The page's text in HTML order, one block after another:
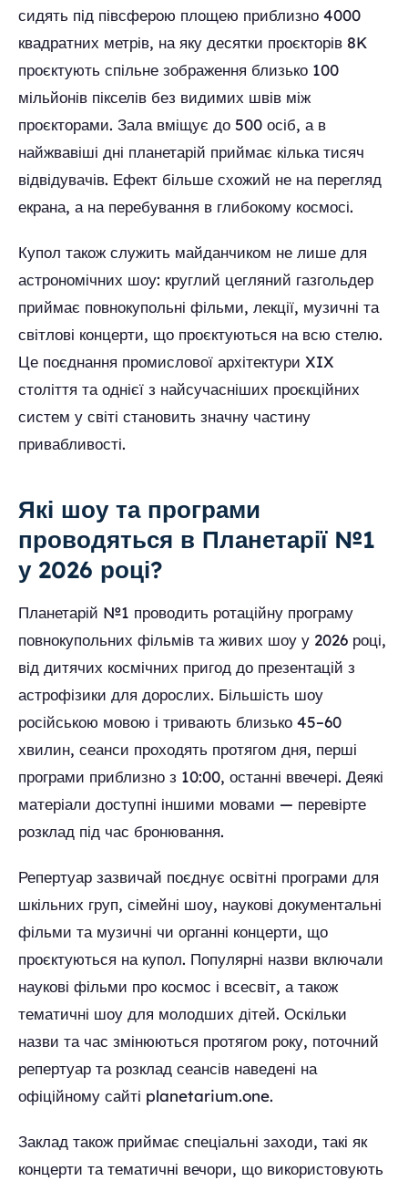
сидять під півсферою площею приблизно 4000
квадратних метрів, на яку десятки проєкторів 8K
проєктують спільне зображення близько 100
мільйонів пікселів без видимих швів між
проєкторами. Зала вміщує до 500 осіб, а в
найжвавіші дні планетарій приймає кілька тисяч
відвідувачів. Ефект більше схожий не на перегляд
екрана, а на перебування в глибокому космосі.
Купол також служить майданчиком не лише для
астрономічних шоу: круглий цегляний газгольдер
приймає повнокупольні фільми, лекції, музичні та
світлові концерти, що проєктуються на всю стелю.
Це поєднання промислової архітектури XIX
століття та однієї з найсучасніших проєкційних
систем у світі становить значну частину
привабливості.
Які шоу та програми
проводяться в Планетарії №1
у 2026 році?
Планетарій №1 проводить ротаційну програму
повнокупольних фільмів та живих шоу у 2026 році,
від дитячих космічних пригод до презентацій з
астрофізики для дорослих. Більшість шоу
російською мовою і тривають близько 45–60
хвилин, сеанси проходять протягом дня, перші
програми приблизно з 10:00, останні ввечері. Деякі
матеріали доступні іншими мовами — перевірте
розклад під час бронювання.
Репертуар зазвичай поєднує освітні програми для
шкільних груп, сімейні шоу, наукові документальні
фільми та музичні чи органні концерти, що
проєктуються на купол. Популярні назви включали
наукові фільми про космос і всесвіт, а також
тематичні шоу для молодших дітей. Оскільки
назви та час змінюються протягом року, поточний
репертуар та розклад сеансів наведені на
офіційному сайті planetarium.one.
Заклад також приймає спеціальні заходи, такі як
концерти та тематичні вечори, що використовують